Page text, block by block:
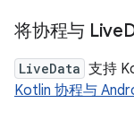
将协程与 Live
LiveData 支持
Kotlin 协程与